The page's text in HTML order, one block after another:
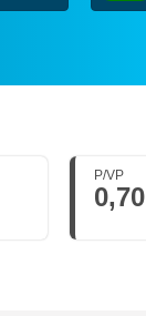
P/VP
0,70